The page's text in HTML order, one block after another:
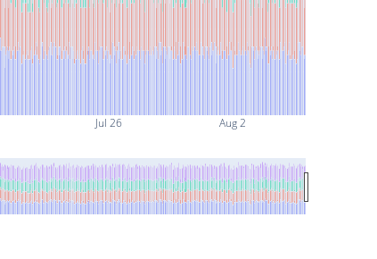
Jul 26 Aug 2